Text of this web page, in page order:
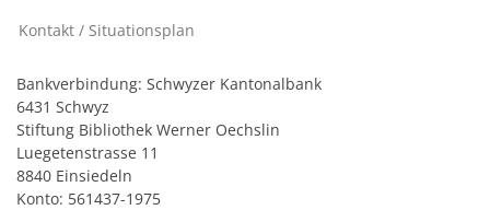
Kontakt / Situationsplan
Bankverbindung: Schwyzer Kantonalbank
6431 Schwyz
Stiftung Bibliothek Werner Oechslin
Luegetenstrasse 11
8840 Einsiedeln
Konto: 561437-1975